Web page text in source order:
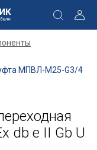
МПВЛ-М25-G3/4
db e II Gb U